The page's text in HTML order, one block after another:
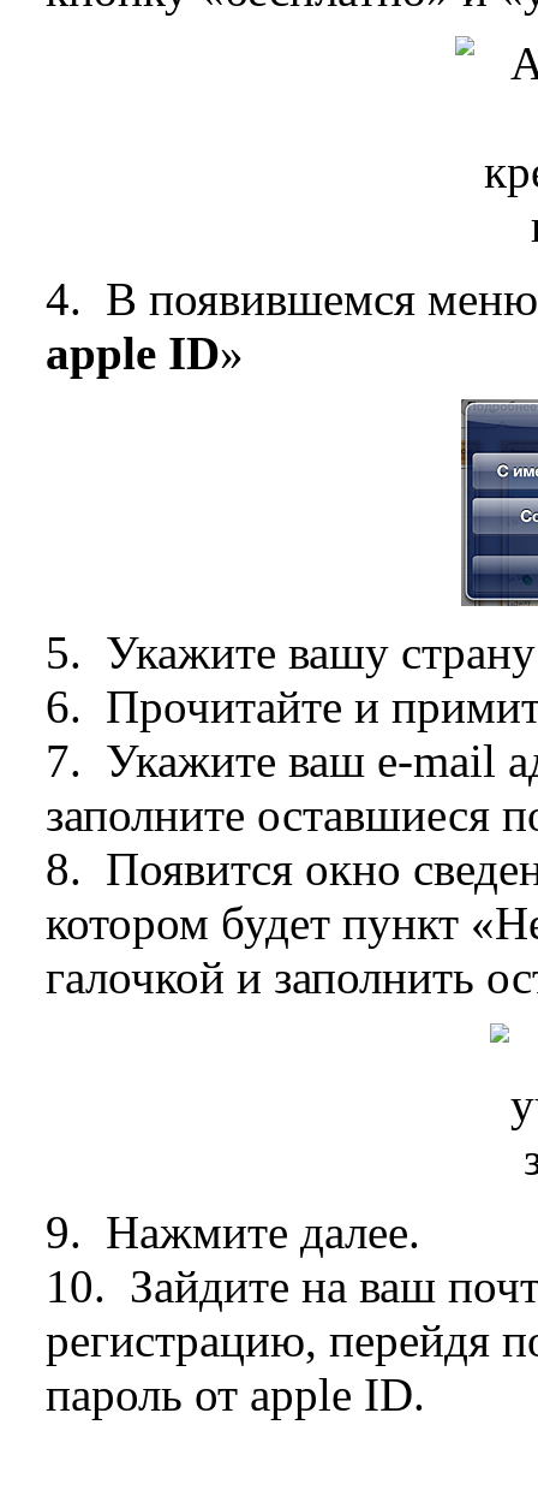
4. В появившемся
apple ID»
5. Укажите вашу
6. Прочитайте и
7. Укажите ваш e-mail
заполните оставшиеся
8. Появится окно
котором будет пункт
галочкой и заполнить
9. Нажмите далее.
10. Зайдите на ваш
регистрацию, перейдя
пароль от apple ID.